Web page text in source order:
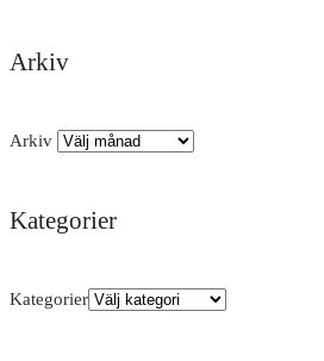
Arkiv
Arkiv
Kategorier
Kategorier